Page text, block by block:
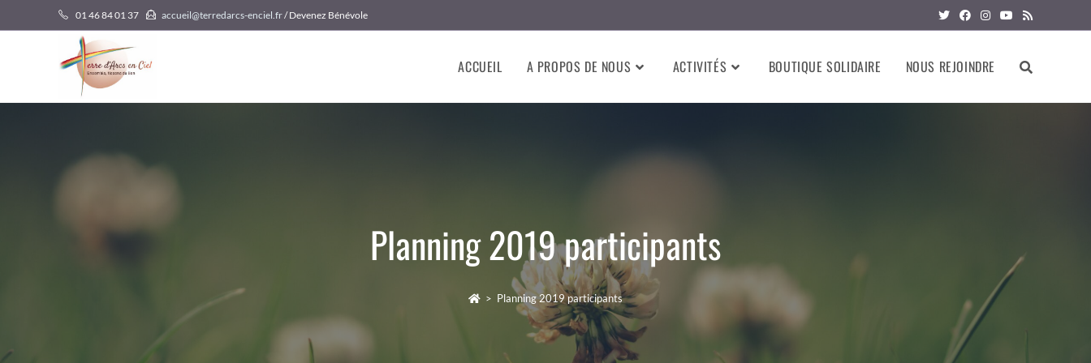
to
01 46 84 01 37 accueil@terredarcs-enciel.fr/ Devenez Bénévole
ACCUEIL A PROPOS DE NOUS ACTIVITÉS BOUTIQUE SOLIDAIRE NOUS REJOINDRE
Planning 2019 participants
> Planning 2019 participants